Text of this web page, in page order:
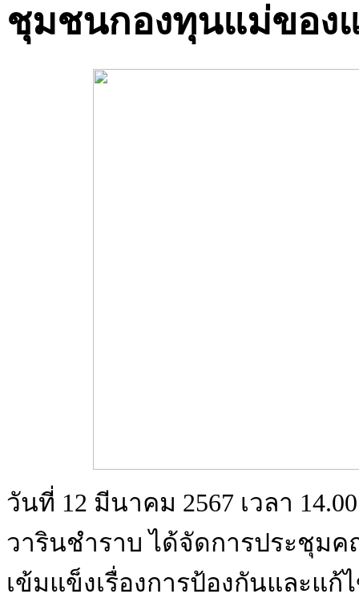
ชุมชนกองทุนแม่ของ
วันที่ 12 มีนาคม 2567 เวลา
วารินชำราบ ได้จัดการประชุม
เข้มแข็งเรื่องการป้องกันและแ